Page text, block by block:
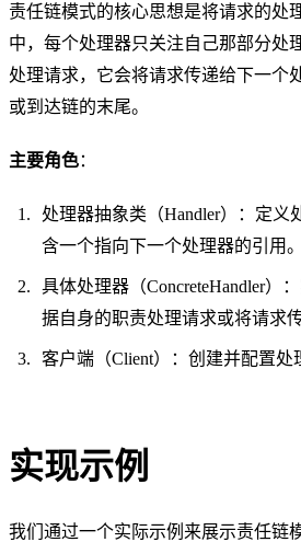
责任链模式的核心思想是将请求的处
中，每个处理器只关注自己那部分处
处理请求，它会将请求传递给下一个
或到达链的末尾。
主要角色：
处理器抽象类（Handler）：定义
含一个指向下一个处理器的引用。
具体处理器（ConcreteHandler）
据自身的职责处理请求或将请求
客户端（Client）：创建并配置处
实现示例
我们通过一个实际示例来展示责任链